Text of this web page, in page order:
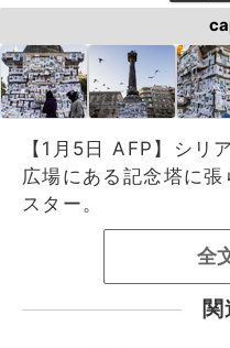
【1月5日 AFP】シリ
広場にある記念塔に
スター。
全
関